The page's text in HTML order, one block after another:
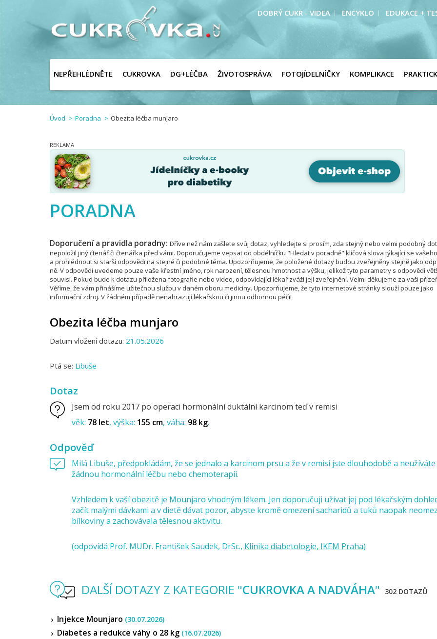
DOBRÝ CUKR - VIDEA ENCYKLO EDUKACE +
NEPŘEHLÉDNĚTE CUKROVKA DG+LÉČBA ŽIVOTOSPRÁVA FOTOJÍDELNÍČKY KOMPLIKACE
Úvod Poradna Obezita léčba munjaro
PORADNA
Doporučení a pravidla poradny: Dříve než nám zašlete svůj dotaz, vyhledejte si prosím, zda stejný nebo velmi podobný
nepoložil jiný čtenář či čtenářka před vámi. Doporučujeme vepsat do obdélníčku "Hledat v poradně" klíčová slova týkající se
a prohlédnout si starší odpovědi na stejné či podobné téma. Upozorňujeme, že položené dotazy budou zveřejněny stejně jako
ně. V odpovědi uvedeme pouze vaše křestní jméno, rok narození, tělesnou hmotnost a výšku, jelikož tyto parametry s odpovědí
souvisí. Pokud bude k dotazu přiložena fotografie nebo video, odpovídající lékař zváží její zveřejnění. Velmi děkujeme za vaši
Věříme, že vám přinášíme užitečnou službu v daném oboru medicíny. Upozorňujeme, že tyto internetové stránky slouží pouze jako
informační zdroj. V žádném případě nenahrazují lékařskou či jinou odbornou péči!
Obezita léčba munjaro
Datum vložení dotazu: 21.05.2026
Ptá se: Libuše
Dotaz
Jsem od roku 2017 po operaci hormonální duktální karcinom teď v remisi
věk: 78 let výška: 155 cm váha: 98 kg
Odpověď
Milá Libuše, předpokládám, že se jednalo a karcinom prsu a že v remisi jste dlouhodobě a neužíváte
žádnou hormonální léčbu nebo chemoterapii.
Vzhledem k vaší obezitě je Mounjaro vhodným lékem. Jen doporučuji užívat jej pod lékařským
začít malými dávkami a v dietě dávat pozor, abyste kromě omezení sacharidů a tuků naopak
bílkoviny a zachovávala tělesnou aktivitu.
(odpovídá Prof. MUDr. František Saudek, DrSc., Klinika diabetologie, IKEM Praha)
DALŠÍ DOTAZY Z KATEGORIE "CUKROVKA A NADVÁHA" 302 DOTAZŮ
Injekce Mounjaro (30.07.2026)
Diabetes a redukce váhy o 28 kg (16.07.2026)